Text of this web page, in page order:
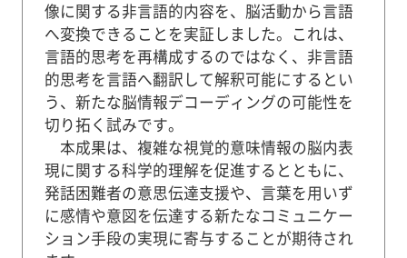
像に関する非言語的内容を、脳活動から言語
へ変換できることを実証しました。これは、
言語的思考を再構成するのではなく、非言語
的思考を言語へ翻訳して解釈可能にするとい
う、新たな脳情報デコーディングの可能性を
切り拓く試みです。
本成果は、複雑な視覚的意味情報の脳内表
現に関する科学的理解を促進するとともに、
発話困難者の意思伝達支援や、言葉を用いず
に感情や意図を伝達する新たなコミュニケー
ション手段の実現に寄与することが期待され